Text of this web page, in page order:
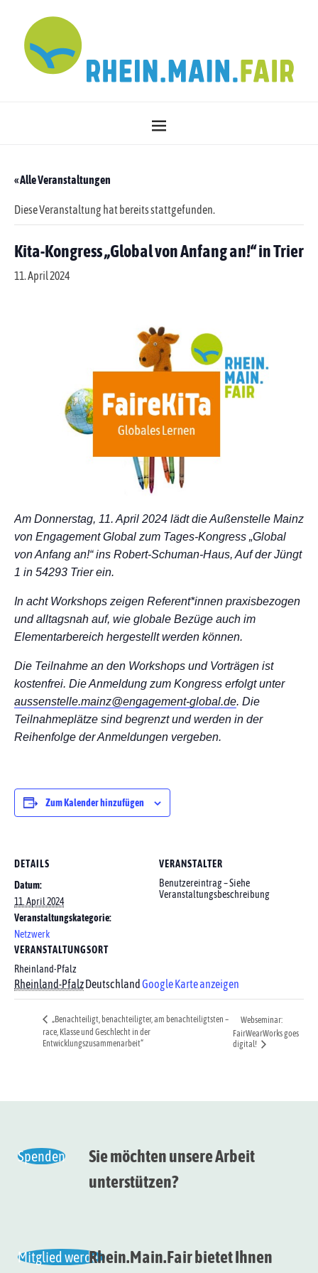
« Alle Veranstaltungen
Diese Veranstaltung hat bereits stattgefunden.
Kita-Kongress „Global von Anfang an!“ in Trier
11. April 2024
Am Donnerstag, 11. April 2024 lädt die Außenstelle Mainz
von Engagement Global zum Tages-Kongress „Global
von Anfang an!“ ins Robert-Schuman-Haus, Auf der Jüngt
1 in 54293 Trier ein.
In acht Workshops zeigen Referent*innen praxisbezogen
und alltagsnah auf, wie globale Bezüge auch im
Elementarbereich hergestellt werden können.
Die Teilnahme an den Workshops und Vorträgen ist
kostenfrei. Die Anmeldung zum Kongress erfolgt unter
aussenstelle.mainz@engagement-global.de. Die
Teilnahmeplätze sind begrenzt und werden in der
Reihenfolge der Anmeldungen vergeben.
Zum Kalender hinzufügen
DETAILS
Datum:
11. April 2024
Veranstaltungskategorie:
Netzwerk
VERANSTALTUNGSORT
Rheinland-Pfalz
Rheinland-PfalzDeutschland Google Karte anzeigen
VERANSTALTER
Benutzereintrag – Siehe
Veranstaltungsbeschreibung
„Benachteiligt, benachteiligter, am benachteiligtsten –
race, Klasse und Geschlecht in der
Entwicklungszusammenarbeit“
Webseminar:
FairWearWorks goes
digital!
Spenden
Sie möchten unsere Arbeit
unterstützen?
Mitglied werdenRhein.Main.Fair bietet Ihnen